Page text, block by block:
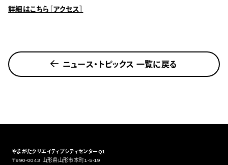
詳細はこちら［アクセス］
ニュース・トピックス 一覧に戻る
やまがたクリエイティブシティセンターQ1
〒990-0043 山形県山形市本町1-5-19